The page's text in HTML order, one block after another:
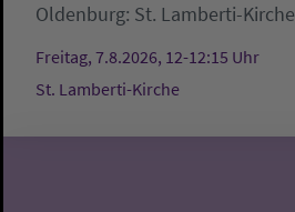
Oldenburg: St. Lamberti-Kirche
Freitag, 7.8.2026, 12-12:15 Uhr
St. Lamberti-Kirche